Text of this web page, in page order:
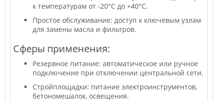
к температурам от -20°C до +40°C.
Простое обслуживание: доступ к ключевым узлам
для замены масла и фильтров.
Сферы применения:
Резервное питание: автоматическое или ручное
подключение при отключении центральной сети.
Стройплощадки: питание электроинструментов,
бетономешалок, освещения.